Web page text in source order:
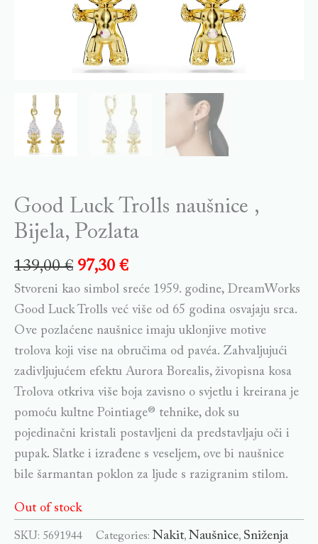
Good Luck Trolls naušnice ,
Bijela, Pozlata
139,00€ 97,30 €
Stvoreni kao simbol sreće 1959. godine, DreamWorks
Good Luck Trolls već više od 65 godina osvajaju srca.
Ove pozlaćene naušnice imaju uklonjive motive
trolova koji vise na obručima od pavéa. Zahvaljujući
zadivljujućem efektu Aurora Borealis, živopisna kosa
Trolova otkriva više boja zavisno o svjetlu i kreirana je
pomoću kultne Pointiage® tehnike, dok su
pojedinačni kristali postavljeni da predstavljaju oči i
pupak. Slatke i izrađene s veseljem, ove bi naušnice
bile šarmantan poklon za ljude s razigranim stilom.
Out of stock
SKU: 5691944 Categories: Nakit, Naušnice, Sniženja